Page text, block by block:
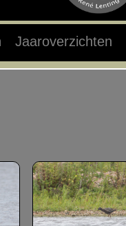
Jaaroverzichten